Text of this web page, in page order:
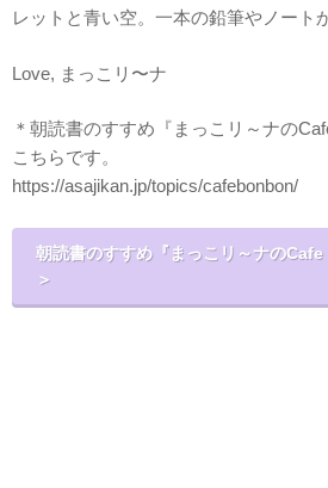
レットと青い空。一本の鉛筆やノート
Love, まっこリ〜ナ
＊朝読書のすすめ『まっこリ～ナの
こちらです。
https://asajikan.jp/topics/cafebonbon/
朝読書のすすめ『まっこリ～ナの
＞